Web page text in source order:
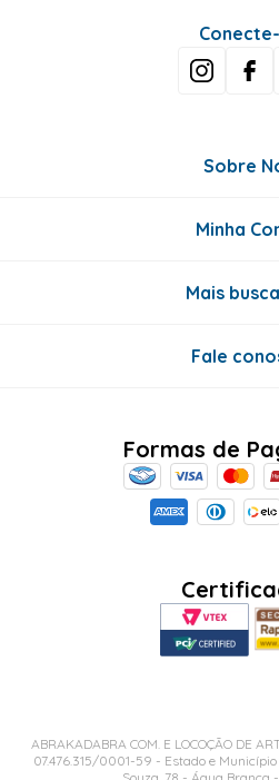
Sobre
Minha
Mais
Fale
Formas de
ABRAKADABRA COM. E LOCOÇÃO DE
07.476.315/0001-59 - Estado e
Souza, 78 - Água Branca